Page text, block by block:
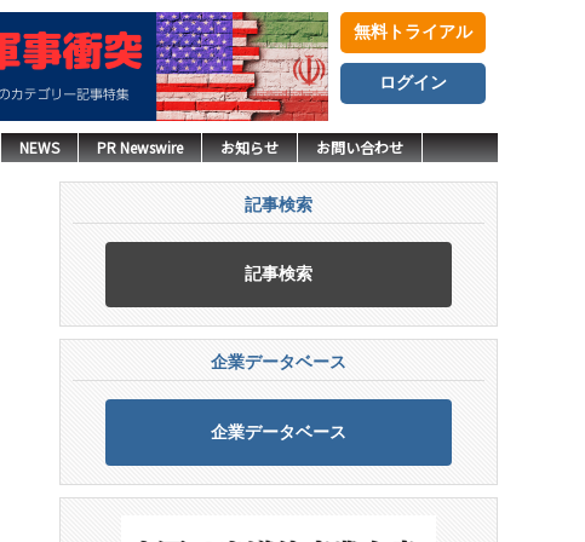
無料トライアル
ログイン
NEWS PR Newswire お知らせ お問い合わせ
記事検索
記事検索
企業データベース
企業データベース